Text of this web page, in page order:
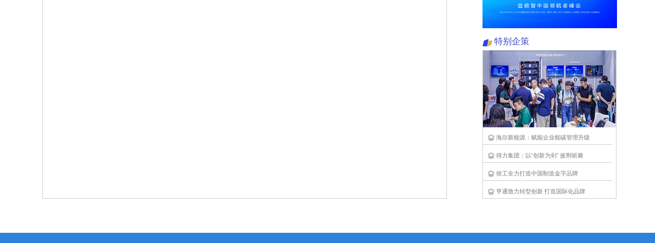
https://www.kejidaily.com/subject
特别企策
海尔新能源：赋能企业能碳管理升级
得力集团：以“创新为剑” 披荆斩棘
徐工全力打造中国制造金字品牌
亨通致力转型创新 打造国际化品牌